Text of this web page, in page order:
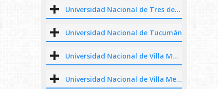
Universidad Nacional de Tres de Febrero
Universidad Nacional de Tucumán
Universidad Nacional de Villa María
Universidad Nacional de Villa Mercedes